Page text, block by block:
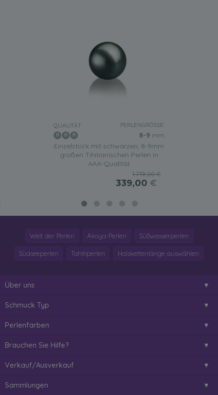
QUALITÄT: PERLENGRÖSSE:
8-9 mm
Einzelstück mit schwarzen, 8-9mm
großen Tihitianischen Perlen in
AAA-Qualität
1.719,00 €
339,00 €
Welt der Perlen Akoya-Perlen Süßwasserperlen
Südseeperlen Tahitiperlen Halskettenlänge auswählen
Über uns
Schmuck Typ
Perlenfarben
Brauchen Sie Hilfe?
Verkauf/Ausverkauf
Sammlungen